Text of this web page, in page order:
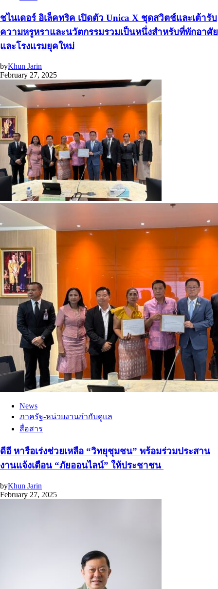
ชไนเดอร์ อิเล็คทริค เปิดตัว Unica X ชุดสวิตช์และเต้ารับ
ความหรูหราและนวัตกรรมรวมเป็นหนึ่งสำหรับที่พักอาศัย
และโรงแรมยุคใหม่
byKhun Jarin
February 27, 2025
News
ภาครัฐ-หน่วยงานกำกับดูแล
สื่อสาร
ดีอี หารือเร่งช่วยเหลือ “วิทยุชุมชน” พร้อมร่วมประสาน
งานแจ้งเตือน “ภัยออนไลน์” ให้ประชาชน
byKhun Jarin
February 27, 2025